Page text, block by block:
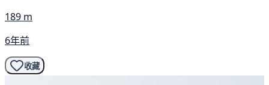
189 m
6年前
收藏